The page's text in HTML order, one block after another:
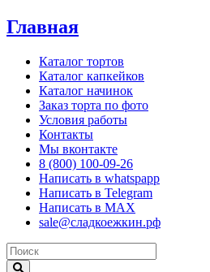
Главная
Каталог тортов
Каталог капкейков
Каталог начинок
Заказ торта по фото
Условия работы
Контакты
Мы вконтакте
8 (800) 100-09-26
Написать в whatspapp
Написать в Telegram
Написать в MAX
sale@сладкоежкин.рф